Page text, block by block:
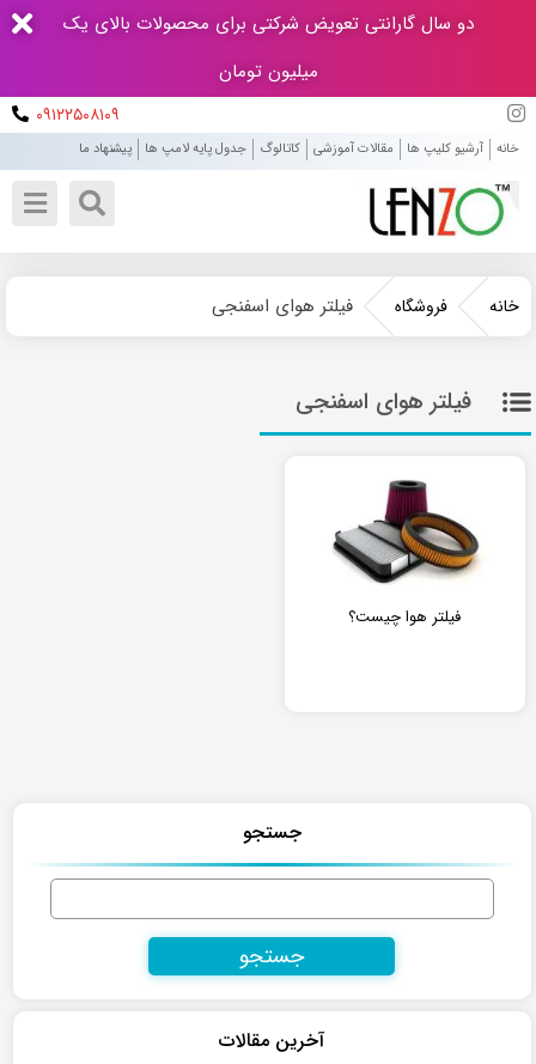
دو سال گارانتی تعویض شرکتی برای محصولات بالای یک
میلیون تومان
۰۹۱۲۲۵۰۸۱۰۹
خانه آرشیو کلیپ ها مقالات آموزشی کاتالوگ جدول پایه لامپ ها پیشنهاد ما
خانه فروشگاه فیلتر هوای اسفنجی
فیلتر هوای اسفنجی
فیلتر هوا چیست؟
جستجو
جستجو
آخرین مقالات